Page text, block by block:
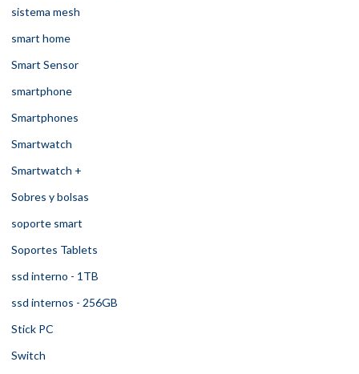
sistema mesh
smart home
Smart Sensor
smartphone
Smartphones
Smartwatch
Smartwatch +
Sobres y bolsas
soporte smart
Soportes Tablets
ssd interno - 1TB
ssd internos - 256GB
Stick PC
Switch